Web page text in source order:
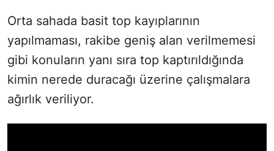
Orta sahada basit top kayıplarının
yapılmaması, rakibe geniş alan verilmemesi
gibi konuların yanı sıra top kaptırıldığında
kimin nerede duracağı üzerine çalışmalara
ağırlık veriliyor.